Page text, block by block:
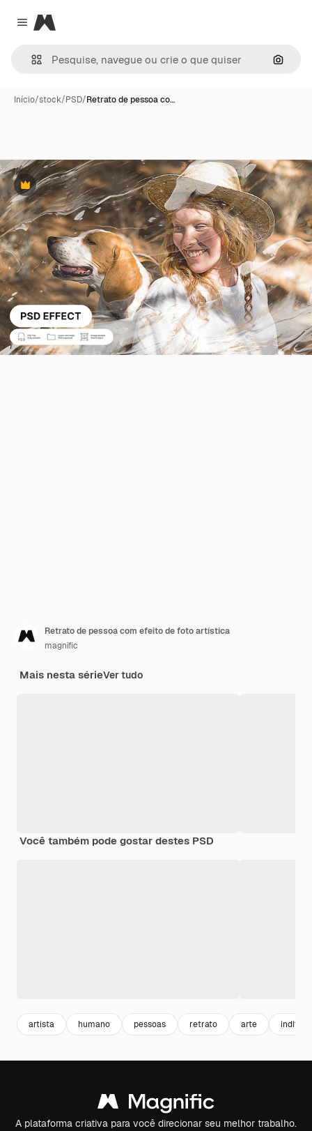
Close menu
Magnific
Início/stock/PSD/Retrato de pessoa co…
Premium
Retrato de pessoa com efeito de foto artística
magnific
Mais nesta sérieVer tudo
Você também pode gostar destes PSD
artista humano pessoas retrato arte
A plataforma criativa para você direcionar seu melhor trabalho.